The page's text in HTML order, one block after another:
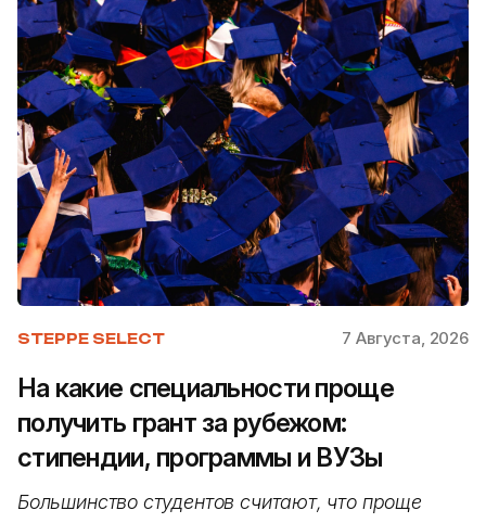
STEPPE SELECT 7 Августа, 2026
На какие специальности проще
получить грант за рубежом:
стипендии, программы и ВУЗы
Большинство студентов считают, что проще